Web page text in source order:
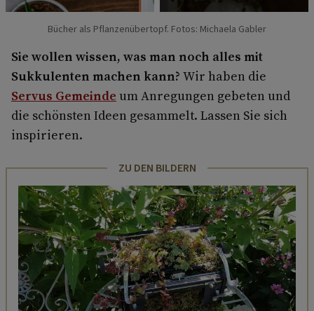
Bücher als Pflanzenübertopf. Fotos: Michaela Gabler
Sie wollen wissen, was man noch alles mit
Sukkulenten machen kann? Wir haben die
Servus Gemeinde um Anregungen gebeten und
die schönsten Ideen gesammelt. Lassen Sie sich
inspirieren.
ZU DEN BILDERN